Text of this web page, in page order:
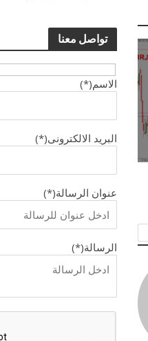
تواصل معنا
الاسم(*)
البريد الالكترونى(*)
عنوان الرسالة(*)
الرسالة(*)